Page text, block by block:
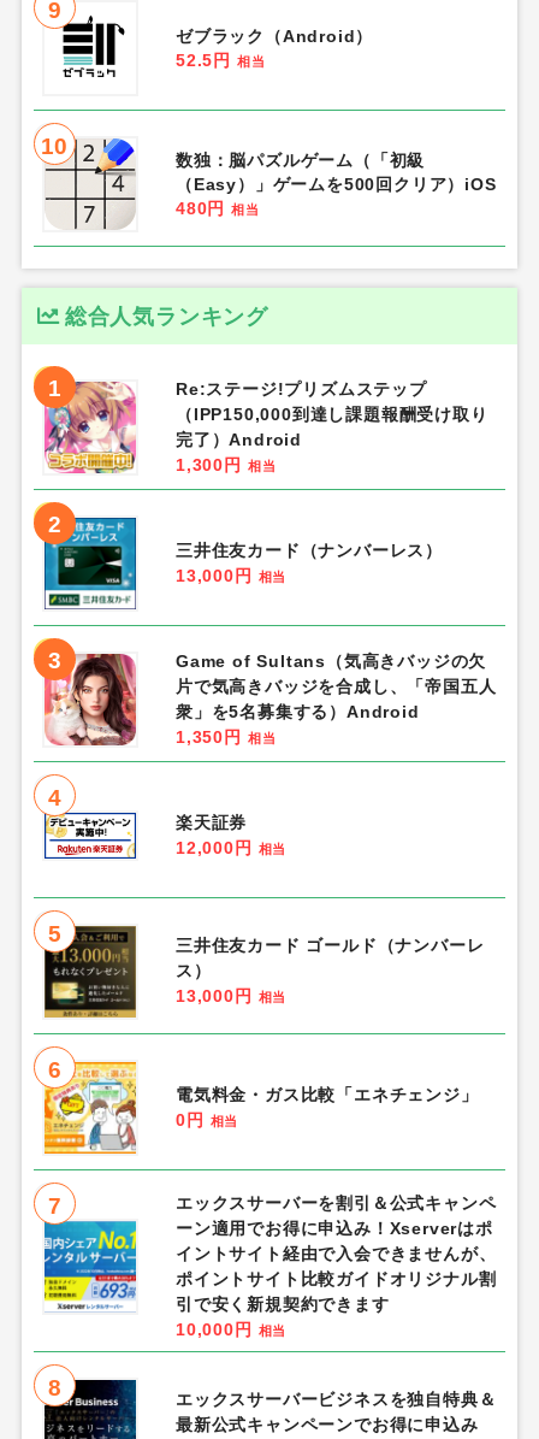
9
ゼブラック（Android）
52.5円
相当
10
数独：脳パズルゲーム（「初級
（Easy）」ゲームを500回クリア）iOS
480円
相当
総合人気ランキング
1
Re:ステージ!プリズムステップ
（IPP150,000到達し課題報酬受け取り
完了）Android
1,300円
相当
2
三井住友カード（ナンバーレス）
13,000円
相当
3
Game of Sultans（気高きバッジの欠
片で気高きバッジを合成し、「帝国五人
衆」を5名募集する）Android
1,350円
相当
4
楽天証券
12,000円
相当
5
三井住友カード ゴールド（ナンバーレ
ス）
13,000円
相当
6
電気料金・ガス比較「エネチェンジ」
0円
相当
7
エックスサーバーを割引＆公式キャンペ
ーン適用でお得に申込み！Xserverはポ
イントサイト経由で入会できませんが、
ポイントサイト比較ガイドオリジナル割
引で安く新規契約できます
10,000円
相当
8
エックスサーバービジネスを独自特典＆
最新公式キャンペーンでお得に申込み